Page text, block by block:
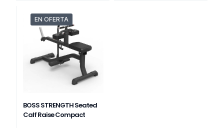
$110.000.
EN OFERTA
BOSS STRENGTH Seated
Calf Raise Compact